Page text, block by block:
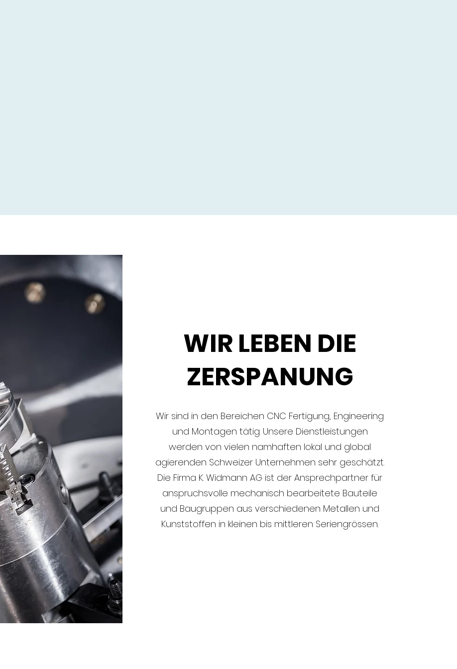
WIR LEBEN DIE
ZERSPANUNG
Wir sind in den Bereichen CNC Fertigung, Engineering
und Montagen tätig. Unsere Dienstleistungen
werden von vielen namhaften lokal und global
agierenden Schweizer Unternehmen sehr geschätzt.
Die Firma K. Widmann AG ist der Ansprechpartner für
anspruchsvolle mechanisch bearbeitete Bauteile
und Baugruppen aus verschiedenen Metallen und
Kunststoffen in kleinen bis mittleren Seriengrössen.